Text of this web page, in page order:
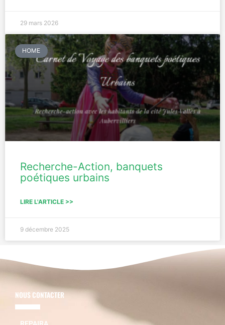
29 mars 2026
HOME
Recherche-Action, banquets
poétiques urbains
LIRE L'ARTICLE >>
9 décembre 2025
NOUS CONTACTER